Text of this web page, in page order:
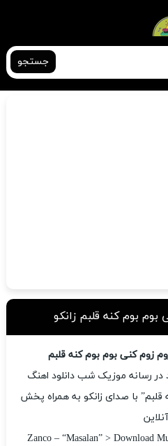
جستجو
بوم کنه قلبم زانکو
زوم کنی بوم بوم کنه قلبم
در رسانه موزیک شب دانلود اهنگ
قلبم” با صدای زانکو به همراه پخش
آنلاین
Zanco – “Masalan” > Download